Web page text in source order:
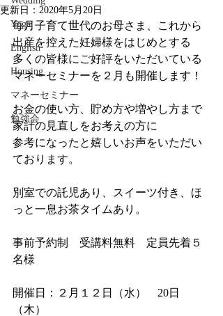
Yoga
English
Housing
マネーセミナー
勉強会
更新日： 2020年5月20日
毎月子育て世代のお母さま、これから
出産を控えた妊婦様をはじめとする
多くの皆様にご好評をいただいている
マネーセミナーを２月も開催します！
お金の使い方、貯め方や増やし方まで
家計の見直しをお考えの方に
参考になったと嬉しいお声をいただい
ております。
別室での託児あり、スイーツ付き、ほ
っと一息お茶タイムあり。
事前予約制　受講料無料　定員先着５
名様
開催日：２月１２日（水）　20日
（木）